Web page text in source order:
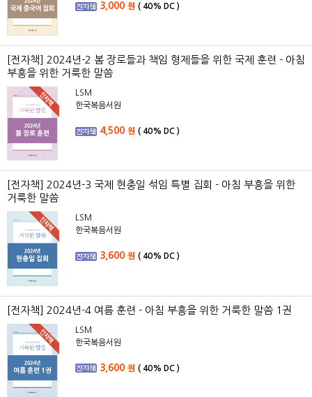
3,000 원 ( 40% DC )
[전자책] 2024년-2 봄 장로들과 책임 형제들을 위한 국제 훈련 - 아침
부흥을 위한 거룩한 말씀
LSM
한국복음서원
4,500 원 ( 40% DC )
[전자책] 2024년-3 국제 현충일 섞임 특별 집회 - 아침 부흥을 위한
거룩한 말씀
LSM
한국복음서원
3,600 원 ( 40% DC )
[전자책] 2024년-4 여름 훈련 - 아침 부흥을 위한 거룩한 말씀 1권
LSM
한국복음서원
3,600 원 ( 40% DC )